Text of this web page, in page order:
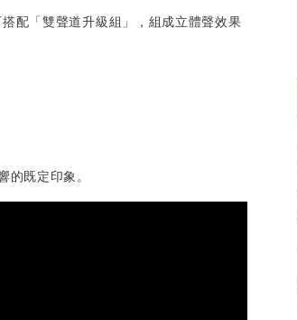
配「雙聲道升級組」，組成立體聲效果
既定印象。